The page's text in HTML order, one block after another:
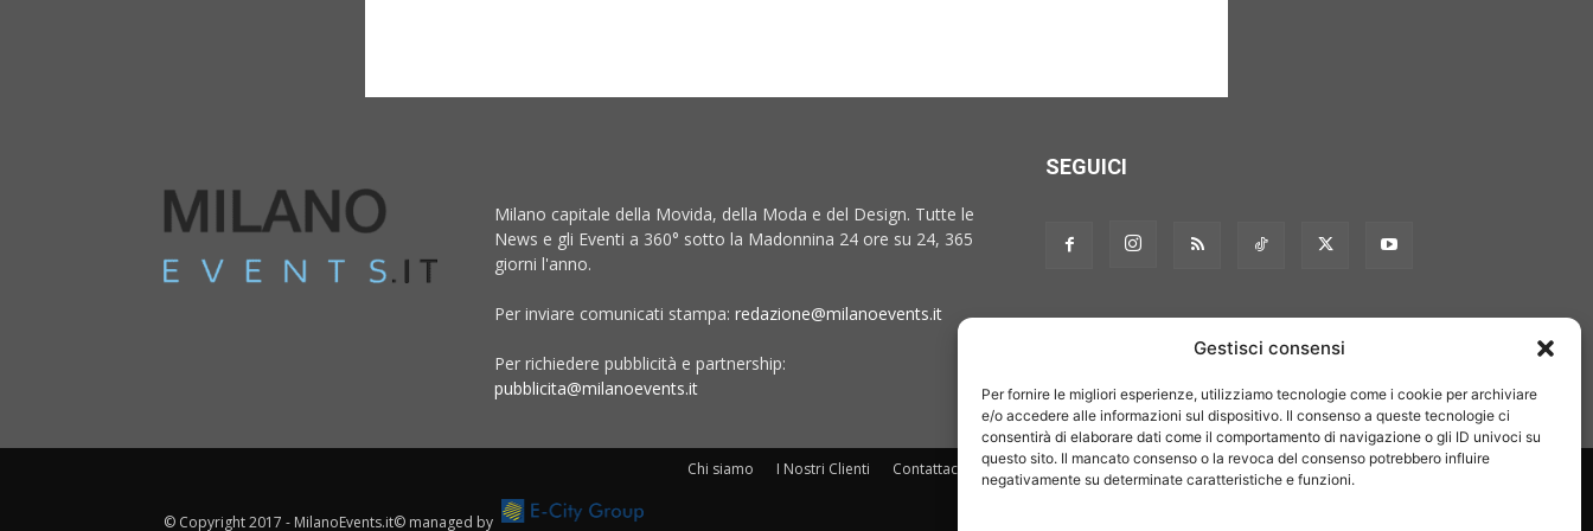
Gestisci consensi
Per fornire le migliori esperienze, utilizziamo tecnologie come i cookie per archiviare
e/o accedere alle informazioni sul dispositivo. Il consenso a queste tecnologie ci
consentirà di elaborare dati come il comportamento di navigazione o gli ID univoci su
questo sito. Il mancato consenso o la revoca del consenso potrebbero influire
negativamente su determinate caratteristiche e funzioni.
Milano capitale della Movida, della Moda e del Design. Tutte le
News e gli Eventi a 360° sotto la Madonnina 24 ore su 24, 365
giorni l'anno.
Per inviare comunicati stampa: redazione@milanoevents.it
Per richiedere pubblicità e partnership:
pubblicita@milanoevents.it
SEGUICI
Chi siamo I Nostri Clienti Contattaci Collabora con noi Pubblicità Privacy policy Linee editoriali
© Copyright 2017 - MilanoEvents.it© managed by